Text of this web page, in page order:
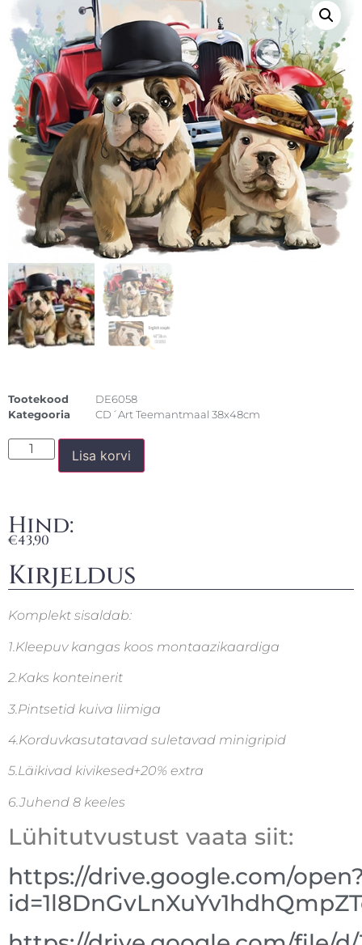
Tootekood
DE6058
Kategooria
CD´Art Teemantmaal 38x48cm
Lisa korvi
Hind:
€43,90
Kirjeldus
Komplekt sisaldab:
1.Kleepuv kangas koos montaazikaardiga
2.Kaks konteinerit
3.Pintsetid kuiva liimiga
4.Korduvkasutatavad suletavad minigripid
5.Läikivad kivikesed+20% extra
6.Juhend 8 keeles
Lühitutvustust vaata siit:
https://drive.google.com/